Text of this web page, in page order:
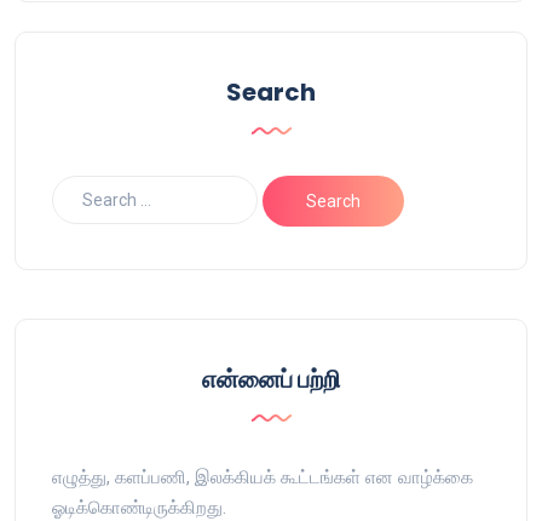
Search
என்னைப் பற்றி
எழுத்து, களப்பணி, இலக்கியக் கூட்டங்கள் என வாழ்க்கை
ஓடிக்கொண்டிருக்கிறது.